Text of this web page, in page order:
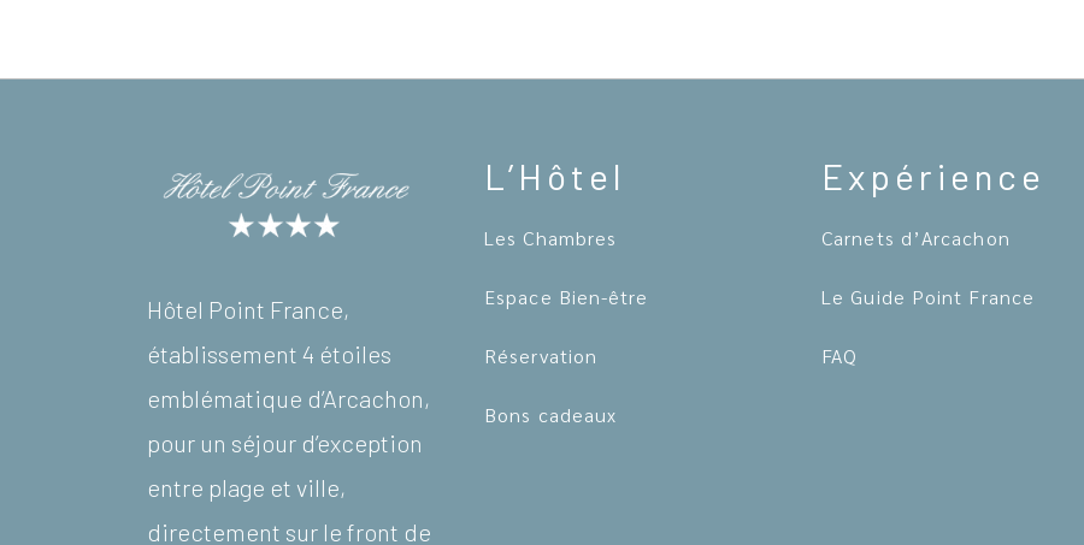
Hôtel Point France,
établissement 4 étoiles
emblématique d’Arcachon,
pour un séjour d’exception
entre plage et ville,
directement sur le front de
L’Hôtel
Les Chambres
Espace Bien-être
Réservation
Bons cadeaux
Expérience
Carnets d’Arcachon
Le Guide Point France
FAQ